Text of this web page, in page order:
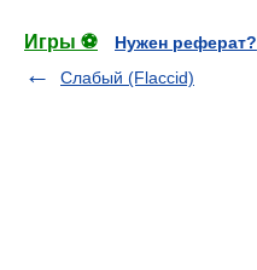
Игры ⚽
Нужен реферат?
Слабый (Flaccid)